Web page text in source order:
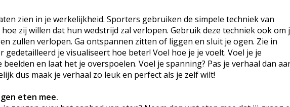
zien in je werkelijkheid. Sporters gebruiken de simpele techniek van
zij willen dat hun wedstrijd zal verlopen. Gebruik deze techniek ook om
zullen verlopen. Ga ontspannen zitten of liggen en sluit je ogen. Zie in
gedetailleerd je visualiseert hoe beter! Voel hoe je je voelt. Voel je je
en laat het je overspoelen. Voel je spanning? Pas je verhaal dan
dus maak je verhaal zo leuk en perfect als je zelf wilt!
eten mee.